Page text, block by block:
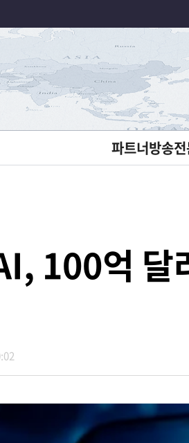
파트너방송
100억 달